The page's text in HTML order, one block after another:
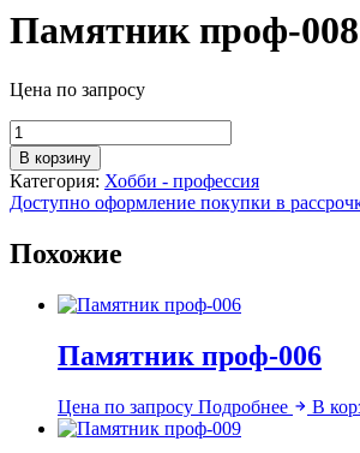
Памятник проф-008
Цена по запросу
Количество
товара
Памятник
проф-008
В корзину
Категория: Хобби - профессия
Доступно оформление покупки в
Похожие
Памятник проф-006
Цена по запросу Подробнее В